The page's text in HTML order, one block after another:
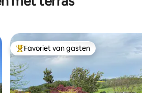
Topfavoriet van gasten
Favoriet van gasten